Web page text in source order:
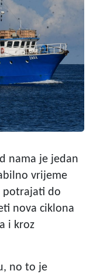
nama je jedan
vrijeme
potrajati do
nova ciklona
i kroz
no to je